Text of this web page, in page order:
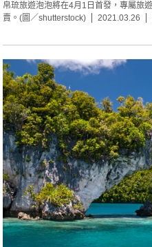
帛琉旅遊泡泡將在4月1日首發，專屬旅
賣。(圖／shutterstock)
2021.03.26